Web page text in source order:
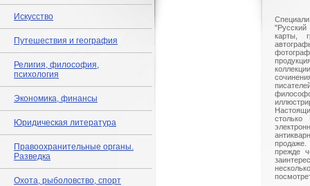
Искусство
Путешествия и география
Религия, философия,
психология
Экономика, финансы
Юридическая литература
Правоохранительные органы.
Разведка
Охота, рыболовство, спорт
"Русский
карты,
столько
прежде